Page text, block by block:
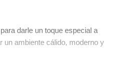
darle un toque especial a
un ambiente cálido, moderno y